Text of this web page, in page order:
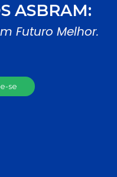
ASBRAM:
Futuro Melhor.
se